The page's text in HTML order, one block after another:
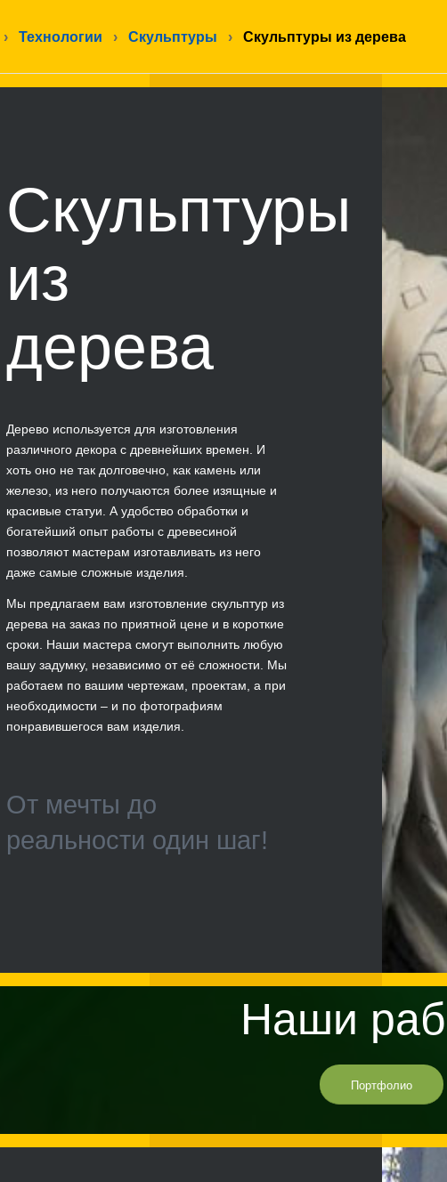
› Технологии › Скульптуры › Скульптуры из дерева
Скульптуры
из
дерева
Дерево используется для изготовления
различного декора с древнейших времен. И
хоть оно не так долговечно, как камень или
железо, из него получаются более изящные и
красивые статуи. А удобство обработки и
богатейший опыт работы с древесиной
позволяют мастерам изготавливать из него
даже самые сложные изделия.
Мы предлагаем вам изготовление скульптур из
дерева на заказ по приятной цене и в короткие
сроки. Наши мастера смогут выполнить любую
вашу задумку, независимо от её сложности. Мы
работаем по вашим чертежам, проектам, а при
необходимости – и по фотографиям
понравившегося вам изделия.
От мечты до
реальности один шаг!
Наши
Портфолио